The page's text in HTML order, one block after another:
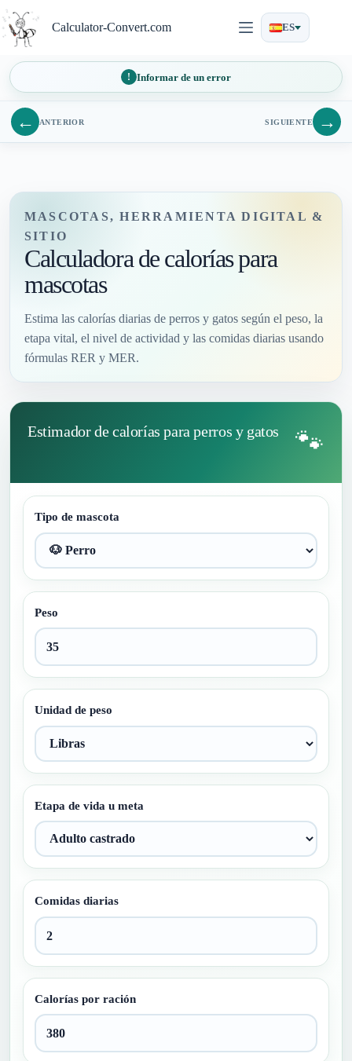
al
contenido
Calculator-Convert.com ES
Informar de un error
← ANTERIOR SIGUIENTE →
MASCOTAS, HERRAMIENTA DIGITAL &
SITIO
Calculadora de calorías para
mascotas
Estima las calorías diarias de perros y gatos según el peso, la
etapa vital, el nivel de actividad y las comidas diarias usando
fórmulas RER y MER.
Estimador de calorías para perros y gatos 🐾
Tipo de mascota
Peso
Unidad de peso
Etapa de vida u meta
Comidas diarias
Calorías por ración